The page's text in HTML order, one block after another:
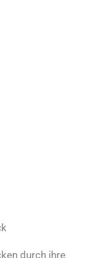
durch ihre